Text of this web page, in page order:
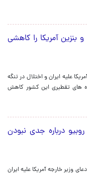
بنزین آمریکا را کاهشی
علیه ایران و اختلال در تنگه
های تقطیری این کشور کاهش
درباره جدی نبودن
وزیر خارجه آمریکا علیه ایران